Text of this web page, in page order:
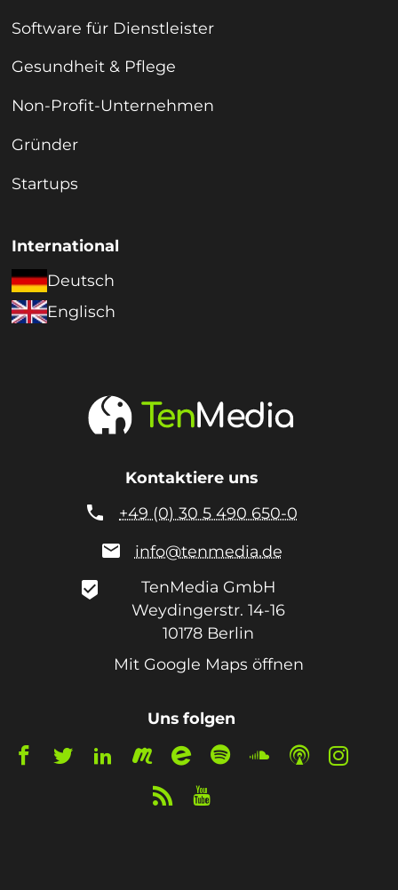
Software für Dienstleister
Gesundheit & Pflege
Non-Profit-Unternehmen
Gründer
Startups
International
Deutsch
Englisch
Kontaktiere uns
 +49 (0) 30 5 490 650-0
 info@tenmedia.de
beenhere
TenMedia GmbH
Weydingerstr. 14-16
10178 Berlin
Mit Google Maps öffnen
Uns folgen